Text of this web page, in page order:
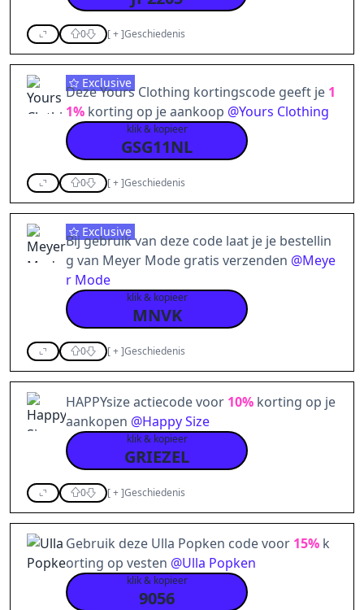
0 [+]Geschiedenis
Exclusive
Deze Yours Clothing kortingscode geeft je 1
1% korting op je aankoop @Yours Clothing
klik & kopieer
GSG11NL
0 [+]Geschiedenis
Exclusive
Bij gebruik van deze code laat je je bestellin
g van Meyer Mode gratis verzenden @Meye
r Mode
klik & kopieer
MNVK
0 [+]Geschiedenis
HAPPYsize actiecode voor 10% korting op je
aankopen @Happy Size
klik & kopieer
GRIEZEL
0 [+]Geschiedenis
Gebruik deze Ulla Popken code voor 15% k
orting op vesten @Ulla Popken
klik & kopieer
9056